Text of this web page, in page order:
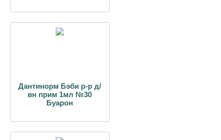
Дантинорм Бэби р-р д/
вн прим 1мл №30
Буарон